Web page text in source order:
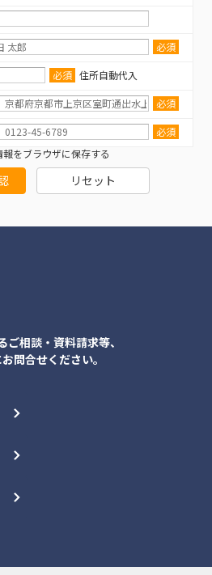
必須
必須 住所自動代入
必須
必須
報をブラウザに保存する
リセット
ご相談・資料請求等、
問合せください。